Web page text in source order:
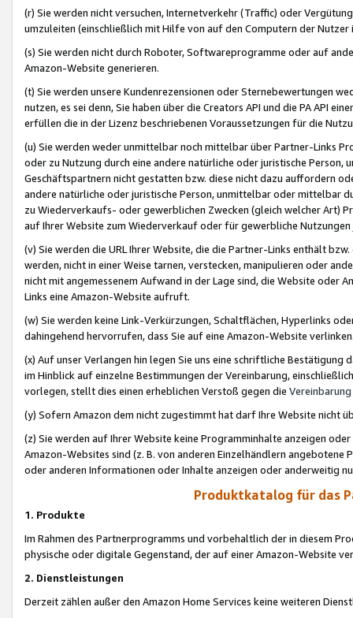
(r) Sie werden nicht versuchen, Internetverkehr (Traffic) oder
umzuleiten (einschließlich mit Hilfe von auf den Computern der
(s) Sie werden nicht durch Roboter, Softwareprogramme oder auf
Amazon-Website generieren.
(t) Sie werden unsere Kundenrezensionen oder Sternebewertungen
nutzen, es sei denn, Sie haben über die Creators API und die PA API
erfüllen die in der Lizenz beschriebenen Voraussetzungen für die
(u) Sie werden weder unmittelbar noch mittelbar über Partner-Links
oder zu Nutzung durch eine andere natürliche oder juristische
Geschäftspartnern nicht gestatten bzw. diese nicht dazu auffordern
andere natürliche oder juristische Person, unmittelbar oder mittelbar
zu Wiederverkaufs- oder gewerblichen Zwecken (gleich welcher Art)
auf Ihrer Website zum Wiederverkauf oder für gewerbliche
(v) Sie werden die URL Ihrer Website, die die Partner-Links enthält
werden, nicht in einer Weise tarnen, verstecken, manipulieren oder
nicht mit angemessenem Aufwand in der Lage sind, die Website oder
Links eine Amazon-Website aufruft.
(w) Sie werden keine Link-Verkürzungen, Schaltflächen, Hyperlinks
dahingehend hervorrufen, dass Sie auf eine Amazon-Website
(x) Auf unser Verlangen hin legen Sie uns eine schriftliche
im Hinblick auf einzelne Bestimmungen der Vereinbarung,
vorlegen, stellt dies einen erheblichen Verstoß gegen die Vereinbarung
(y) Sofern Amazon dem nicht zugestimmt hat darf Ihre Website nicht
(z) Sie werden auf Ihrer Website keine Programminhalte anzeigen
Amazon-Websites sind (z. B. von anderen Einzelhändlern
oder anderen Informationen oder Inhalte anzeigen oder anderweitig
Produktkatalog für das
1. Produkte
Im Rahmen des Partnerprogramms und vorbehaltlich der in diesem
physische oder digitale Gegenstand, der auf einer Amazon-Website
2. Dienstleistungen
Derzeit zählen außer den Amazon Home Services keine weiteren